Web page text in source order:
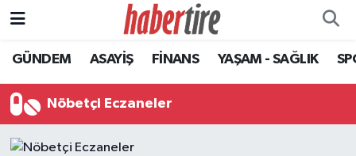
GÜNDEM ASAYİŞ FİNANS YAŞAM - SAĞLIK
Nöbetçi Eczaneler
Tire Nöbetçi Eczaneler
Tire Hava Durumu
Tire Trafik Yoğunluk Haritası